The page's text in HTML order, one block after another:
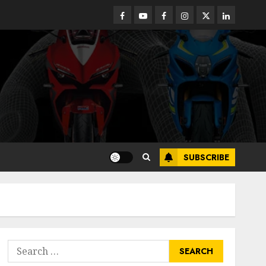
Facebook
YoutubeFacebookInstagram
Twitterlinkedin
SUBSCRIBE
Search
for: